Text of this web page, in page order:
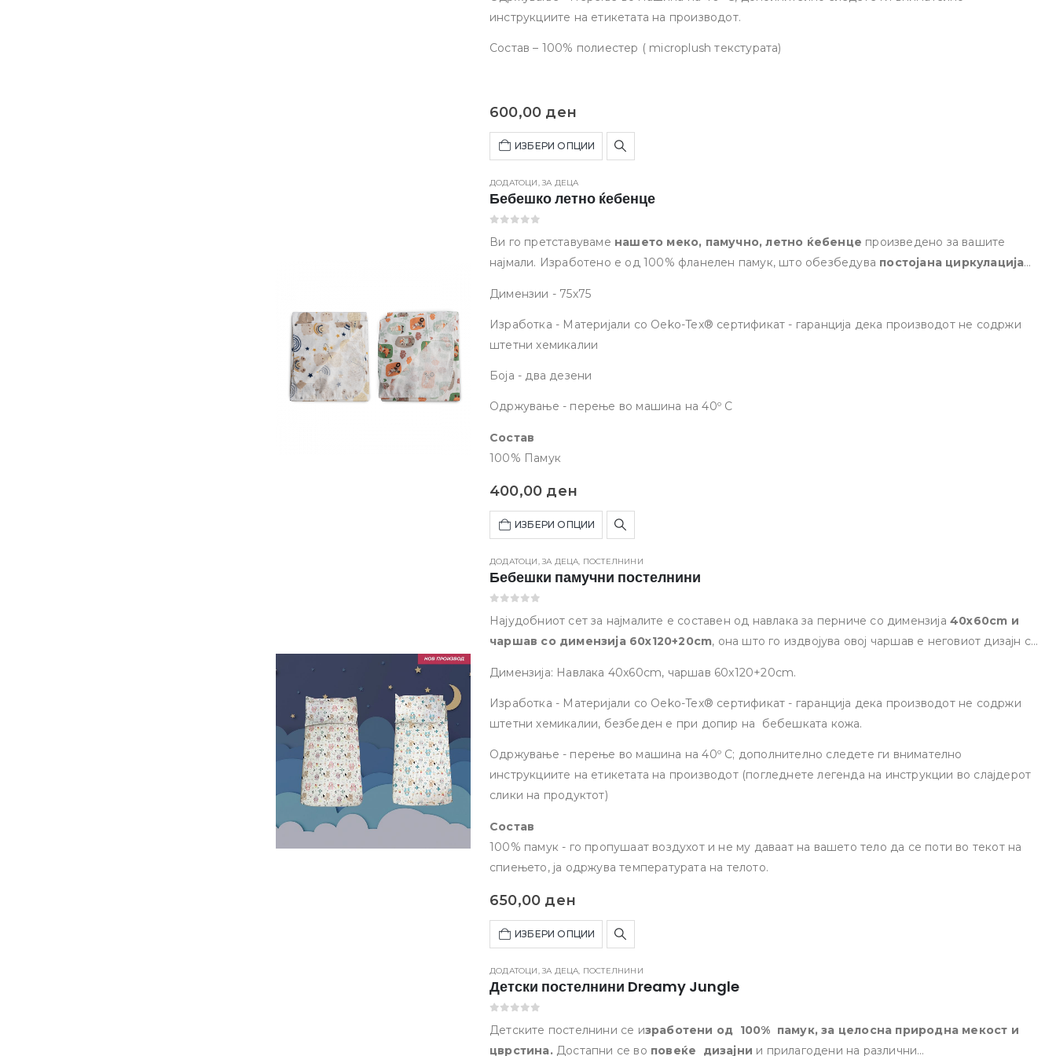
виолетова и зелена, за да одговара на сечиј вкус и ентериер. Додајте стил и удобност во
инструкциите на етикетата на производот.
Состав – 100% полиестер ( microplush текстурата)
600,00 ден
ИЗБЕРИ ОПЦИИ
ДОДАТОЦИ ,ЗА ДЕЦА
Бебешко летно ќебенце
Ви го претставуваме нашето меко, памучно, летно ќебенце произведено за вашите
најмали. Изработено е од 100% фланелен памук, што обезбедува постојана циркулација
дезени,
Димензии - 75х75
Изработка - Материјали со Oeko-Tex® сертификат - гаранција дека производот не содржи
штетни хемикалии
Боја - два дезени
Одржување - перење во машина на 40º C
Состав
100% Памук
400,00 ден
ИЗБЕРИ ОПЦИИ
ДОДАТОЦИ,ЗА ДЕЦА, ПОСТЕЛНИНИ
Бебешки памучни постелнини
Најудобниот сет за најмалите е составен од навлака за перниче со димензија 40x60cm и
чаршав со димензија 60x120+20cm, она што го издвојува овој чаршав е неговиот дизајн со
висококвалитетни природен памук,
Димензија: Навлака 40x60cm, чаршав 60x120+20cm.
Изработка - Материјали со Oeko-Tex® сертификат - гаранција дека производот не содржи
штетни хемикалии, безбеден е при допир на бебешката кожа.
Одржување - перење во машина на 40º C; дополнително следете ги внимателно
инструкциите на етикетата на производот (погледнете легенда на инструкции во слајдерот
слики на продуктот)
Состав
100% памук - го пропушаат воздухот и не му даваат на вашето тело да се поти во текот на
спиењето, ја одржува температурата на телото.
650,00 ден
ИЗБЕРИ ОПЦИИ
ДОДАТОЦИ,ЗА ДЕЦА, ПОСТЕЛНИНИ
Детски постелнини Dreamy Jungle
Детските постелнини се изработени од 100% памук, за целосна природна мекост и
цврстина.Достапни се во повеќе дизајни и прилагодени на различни